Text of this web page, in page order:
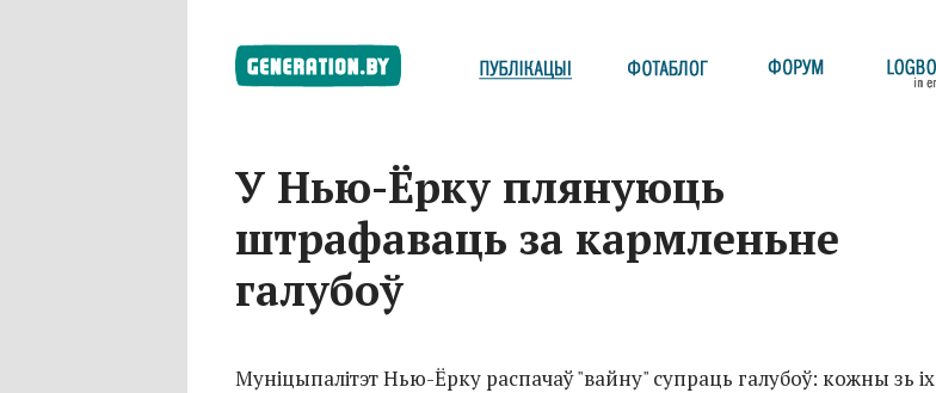
У Нью-Ёрку плянуюць
штрафаваць за кармленьне
галубоў
Муніцыпалітэт Нью-Ёрку распачаў "вайну" супраць галубоў: кожны зь іх